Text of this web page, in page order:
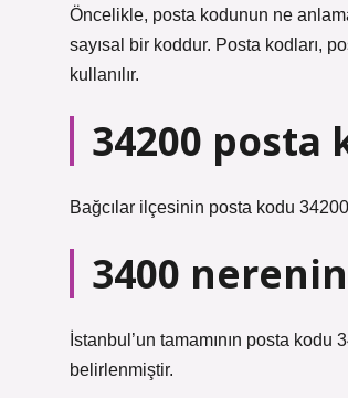
Öncelikle, posta kodunun ne
sayısal bir koddur. Posta kodları,
kullanılır.
34200 posta
Bağcılar ilçesinin posta kodu
3400
İstanbul’un tamamının posta
belirlenmiştir.